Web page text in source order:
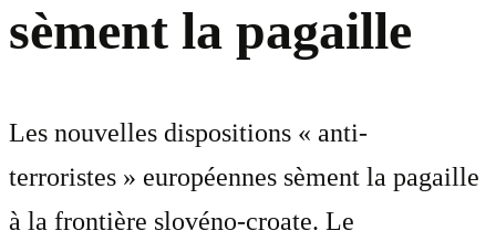
sèment la pagaille
Les nouvelles dispositions « anti-
terroristes » européennes sèment la pagaille
à la frontière slovéno-croate. Le